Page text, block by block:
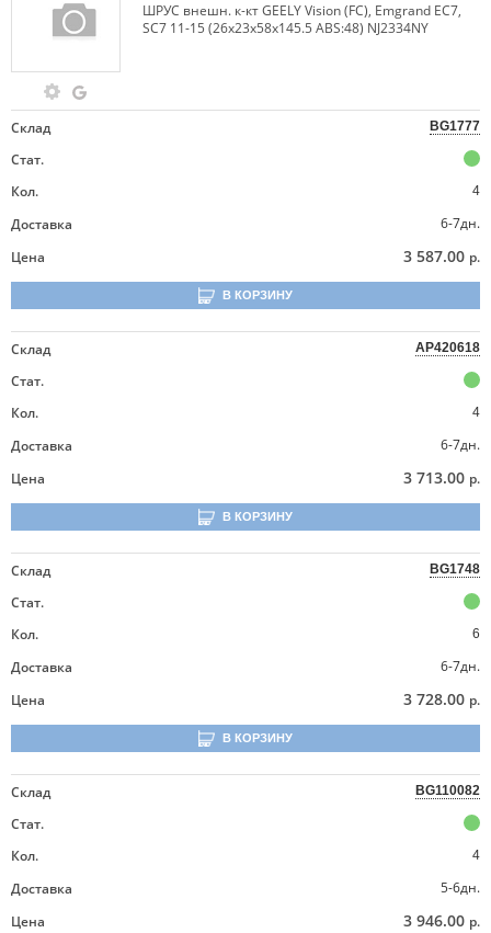
ШРУС внешн. к-кт GEELY Vision (FC), Emgrand EC7,
SC7 11-15 (26x23x58x145.5 ABS:48) NJ2334NY
Склад BG1777
Стат.
Кол.
4
Доставка
6-7дн.
Цена
3 587.00 р.
В КОРЗИНУ
Склад AP420618
Стат.
Кол.
4
Доставка
6-7дн.
Цена
3 713.00 р.
В КОРЗИНУ
Склад BG1748
Стат.
Кол.
6
Доставка
6-7дн.
Цена
3 728.00 р.
В КОРЗИНУ
Склад BG110082
Стат.
Кол.
4
Доставка
5-6дн.
Цена
3 946.00 р.